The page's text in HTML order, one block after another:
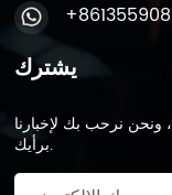
يشترك
ونحن نرحب بك لإخبارنا
برأيك.